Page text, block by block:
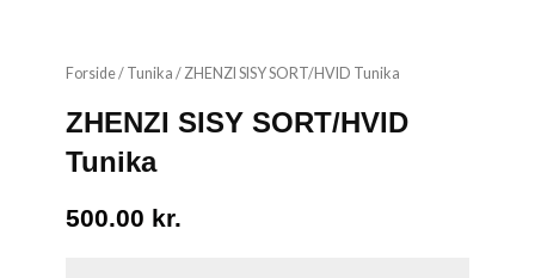
Forside/ Tunika / ZHENZI SISY SORT/HVID Tunika
ZHENZI SISY SORT/HVID
Tunika
500.00 kr.